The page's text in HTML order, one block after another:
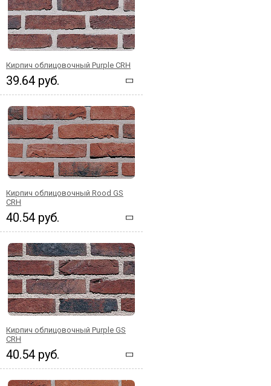
Кирпич облицовочный Purple CRH
39.64 руб.
Кирпич облицовочный Rood GS
CRH
40.54 руб.
Кирпич облицовочный Purple GS
CRH
40.54 руб.